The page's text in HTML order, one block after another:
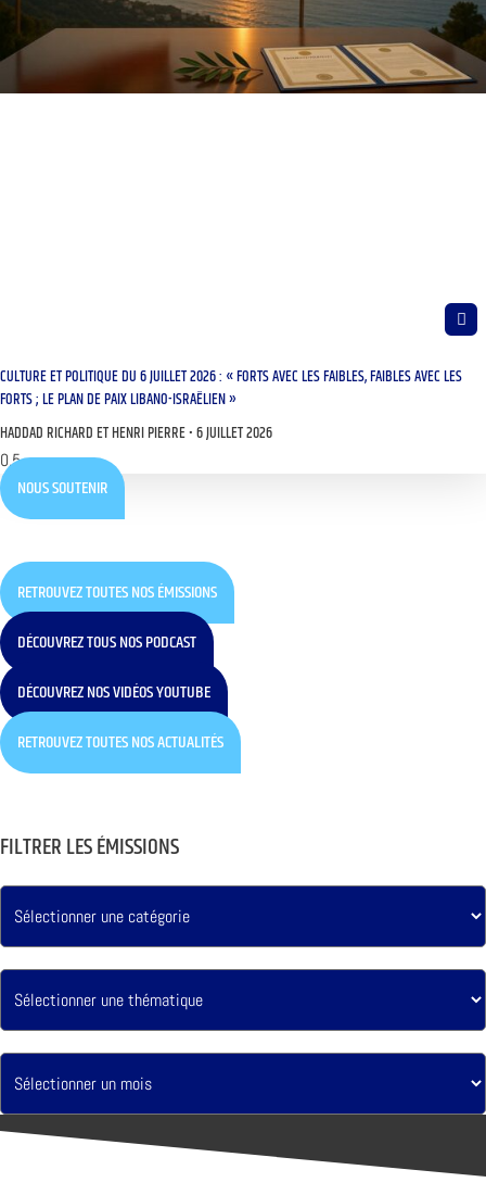
CULTURE ET POLITIQUE DU 6 JUILLET 2026 : « FORTS AVEC LES FAIBLES, FAIBLES AVEC LES
FORTS ; LE PLAN DE PAIX LIBANO-ISRAËLIEN »
HADDAD RICHARD ET HENRI PIERRE 6 JUILLET 2026
NOUS SOUTENIR
RETROUVEZ TOUTES NOS ÉMISSIONS
DÉCOUVREZ TOUS NOS PODCAST
DÉCOUVREZ NOS VIDÉOS YOUTUBE
RETROUVEZ TOUTES NOS ACTUALITÉS
FILTRER LES ÉMISSIONS